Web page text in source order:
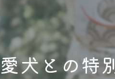
愛犬との特